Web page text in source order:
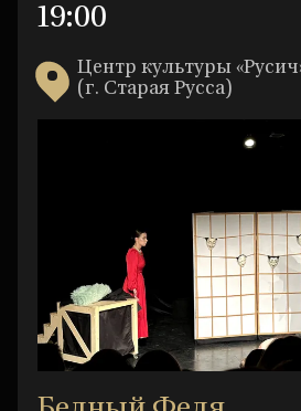
19:00
Центр культуры
(г. Старая Русса)